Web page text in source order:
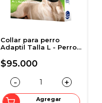
Collar para perro
Adaptil Talla L - Perros
hasta 50 Kg
$95.000
- +
Agregar